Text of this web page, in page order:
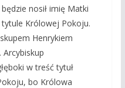
nosił imię Matki
Królowej Pokoju.
Henrykiem
w treść tytuł
bo Królowa